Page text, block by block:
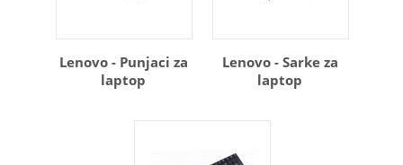
Lenovo - Punjaci za
laptop
Lenovo - Sarke za
laptop